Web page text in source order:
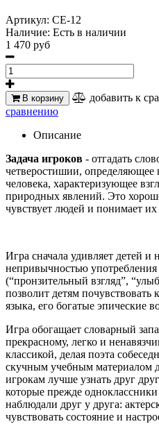
Артикул: СЕ-12
Наличие: Есть в наличии
1 470 руб
В корзину добавить к
сравнению
Описание
Задача игроков - отгадать
четверостишии, определяющее
человека, характеризующее
природных явлений. Это
чувствует людей и понимает их
Игра сначала удивляет детей и
непривычностью употребления
(“пронзительный взгляд”,
позволит детям почувствовать
языка, его богатые эпические
Игра обогащает словарный
прекрасному, легко и
классикой, делая поэта
скучным учебным материалом
игрокам лучше узнать друг
которые прежде
наблюдали друг у друга:
чувствовать состояние и